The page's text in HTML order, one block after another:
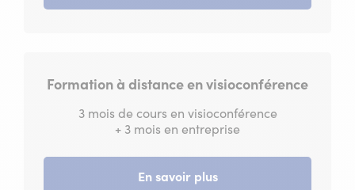
Formation à distance en visioconférence
3 mois de cours en visioconférence
+ 3 mois en entreprise
En savoir plus